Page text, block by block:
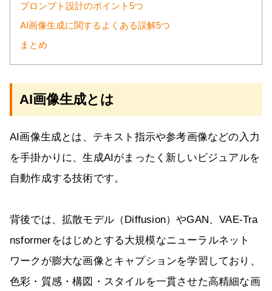
プロンプト設計のポイント5つ
AI画像生成に関するよくある誤解5つ
まとめ
AI画像生成とは
AI画像生成とは、テキスト指示や参考画像などの入力
を手掛かりに、生成AIがまったく新しいビジュアルを
自動作成する技術です。
背後では、拡散モデル（Diffusion）やGAN、VAE-Tra
nsformerをはじめとする大規模なニューラルネット
ワークが膨大な画像とキャプションを学習しており、
色彩・質感・構図・スタイルを一貫させた高精細な画